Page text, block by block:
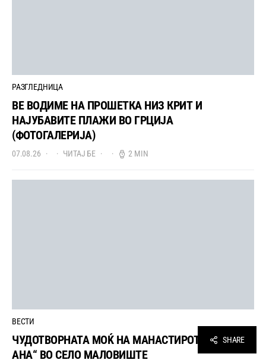
РАЗГЛЕДНИЦА
ВЕ ВОДИМЕ НА ПРОШЕТКА НИЗ КРИТ И
НАЈУБАВИТЕ ПЛАЖИ ВО ГРЦИЈА
(ФОТОГАЛЕРИЈА)
07.08.26 ЧИТАЈ БЕ 2 MIN
ВЕСТИ
ЧУДОТВОРНАТА МОЌ НА МАНАСТИРОТ „СВЕТА
АНА“ ВО СЕЛО МАЛОВИШТЕ
SHARE